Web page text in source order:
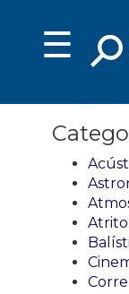
☰
Atrito